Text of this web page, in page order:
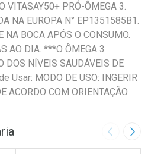
VITASAY50+ PRÓ-ÔMEGA 3.
NA EUROPA N° EP1351585B1.
NA BOCA APÓS O CONSUMO.
AO DIA. ***O ÔMEGA 3
DOS NÍVEIS SAUDÁVEIS DE
Usar: MODO DE USO: INGERIR
ACORDO COM ORIENTAÇÃO
Imagem